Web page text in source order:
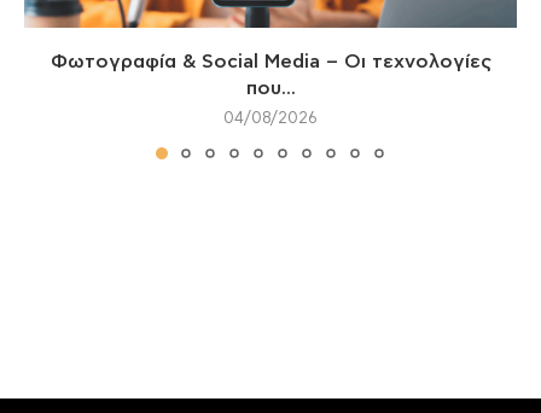
Φωτογραφία & Social Media – Οι τεχνολογίες
που...
04/08/2026